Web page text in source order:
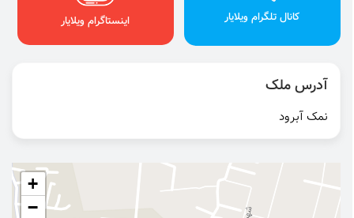
کانال تلگرام ویلایار اینستاگرام ویلایار
آدرس ملک
نمک آبرود
+
−